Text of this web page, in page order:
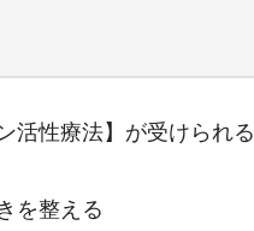
活性療法】が受けられる
を整える